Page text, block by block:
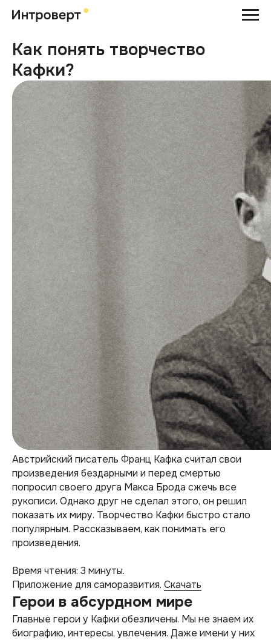
Как понять творчество
Кафки?
Австрийский писатель Франц Кафка считал свои
произведения бездарными и перед смертью
попросил своего друга Макса Брода сжечь все
рукописи. Однако друг не сделал этого, он решил
показать их миру. Творчество Кафки быстро стало
популярным. Рассказываем, как понимать его
произведения.
Время чтения: 3 минуты.
Приложение для саморазвития. Скачать
Герои в абсурдном мире
Главные герои у Кафки обезличены. Мы не знаем их
биографию, интересы, увлечения. Даже имени у них